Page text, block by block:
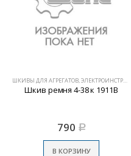
ШКИВЫ ДЛЯ АГРЕГАТОВ, ЭЛЕКТРОИНСТРУМЕНТА
Шкив ремня 4-38 к 1911В
790 Р
В КОРЗИНУ